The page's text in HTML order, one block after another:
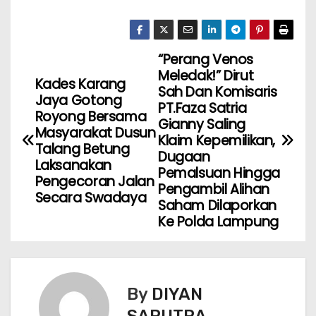
“Perang Venos
Meledak!” Dirut
Sah Dan Komisaris
PT.Faza Satria
Gianny Saling
Klaim Kepemilikan,
Dugaan
Pemalsuan Hingga
Pengambil Alihan
Saham Dilaporkan
Ke Polda Lampung
Kades Karang
Jaya Gotong
Royong Bersama
Masyarakat Dusun
Talang Betung
Laksanakan
Pengecoran Jalan
Secara Swadaya
By DIYAN